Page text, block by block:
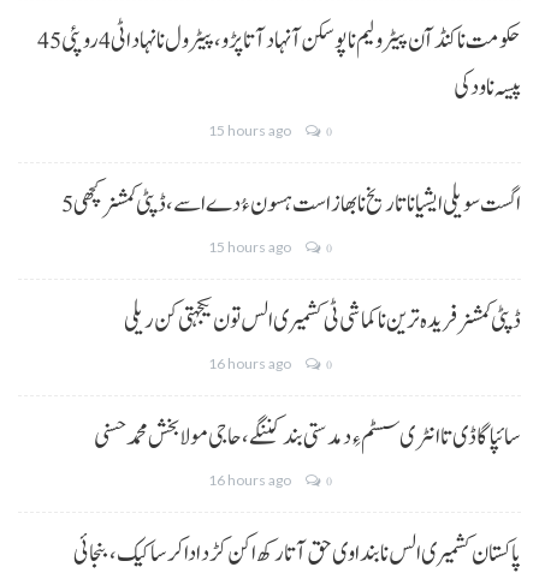
حکومت نا کنڈ آن پیٹرولیم نا پوسکن آ نہاد آتا پڑو،پیٹرول نا نہاد اٹی 4 روپئی 45
پیسہ نا ودکی
15 hours ago 0
5 اگست سویلی ایشیا نا تاریخ نا بھاز است ہسون ءُ دے اسے،ڈپٹی کمشنر کچھی
15 hours ago 0
ڈپٹی کمشنر فریدہ ترین نا کماشی ٹی کشمیری الس تون یکجہتی کن ریلی
16 hours ago 0
سائپا گاڈی تا انٹری سسٹم ءِ دمدستی بند کننگے، حاجی مولا بخش محمد حسنی
16 hours ago 0
پاکستان کشمیری الس نا بنداوی حق آتا رکھ اکن کڑد ادا کرسا کیک ،بنجائی